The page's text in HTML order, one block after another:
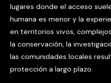
lugares donde el acceso
humana es menor y la
en territorios vivos,
la conservación, la
las comunidades locales
protección a largo plazo.